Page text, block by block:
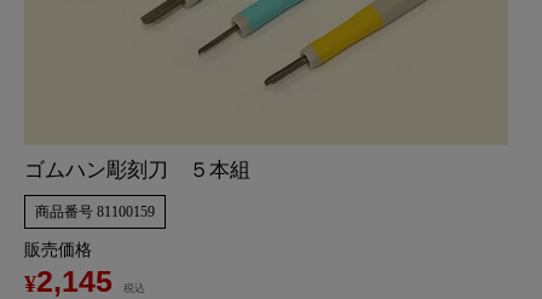
ゴムハン彫刻刀 ５本組
商品番号 81100159
販売価格
¥2,145 税込